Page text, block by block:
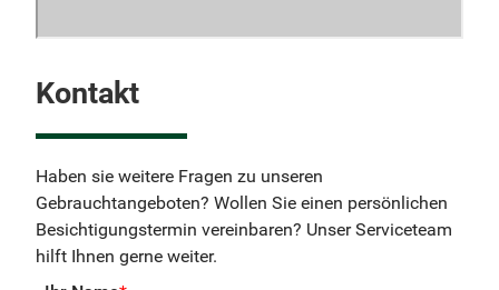
Kontakt
Haben sie weitere Fragen zu unseren
Gebrauchtangeboten? Wollen Sie einen persönlichen
Besichtigungstermin vereinbaren? Unser Serviceteam
hilft Ihnen gerne weiter.